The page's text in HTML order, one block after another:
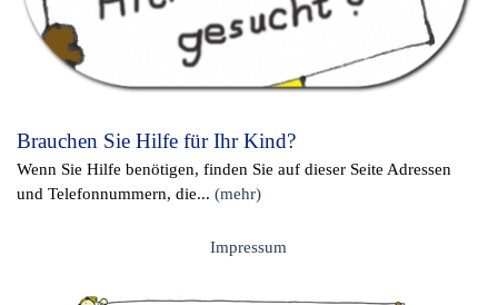
Brauchen Sie Hilfe für Ihr Kind?
Wenn Sie Hilfe benötigen, finden Sie auf dieser Seite Adressen
und Telefonnummern, die... (mehr)
Impressum